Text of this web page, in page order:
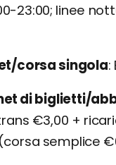
23:00; linee
corsa singola
di biglietti/
€3,00 +
semplice